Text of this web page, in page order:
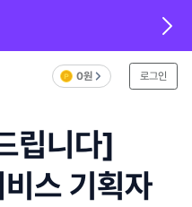
0원 로그인
립니다]
스 기획자